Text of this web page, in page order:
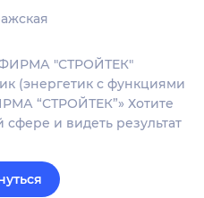
"СТРОЙТЕК"
(энергетик с функциями
“СТРОЙТЕК”» Хотите
и видеть результат